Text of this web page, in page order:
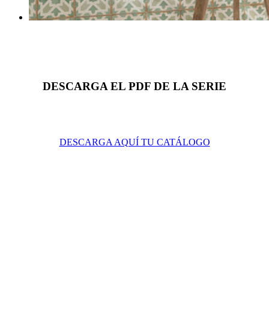
DESCARGA EL PDF DE LA SERIE
DESCARGA AQUÍ TU CATÁLOGO